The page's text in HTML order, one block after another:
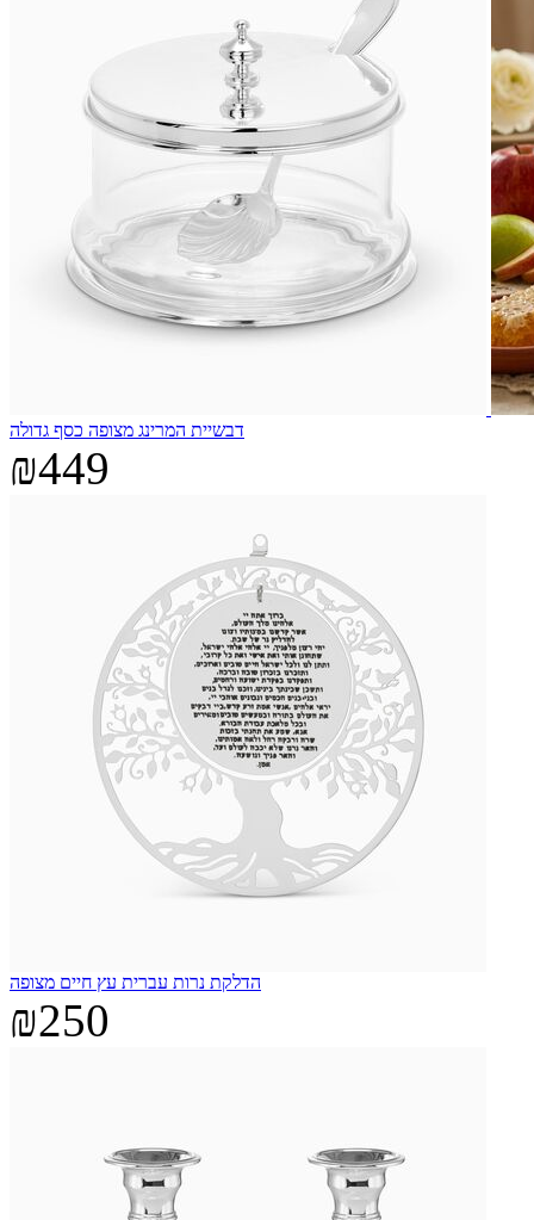
דבשיית המרינג מצופה כסף גדולה
₪449
הדלקת נרות עברית עץ חיים מצופה
₪250